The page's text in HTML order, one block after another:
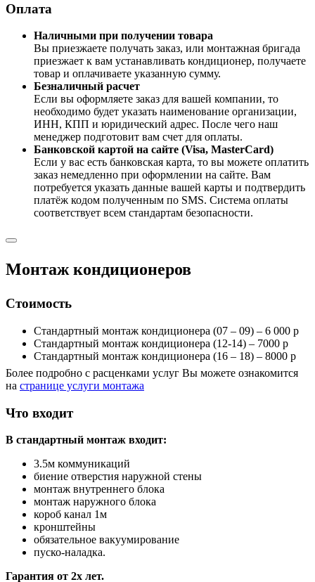
Оплата
Наличными при получении товара
Вы приезжаете получать заказ, или монтажная бригада
приезжает к вам устанавливать кондиционер, получаете
товар и оплачиваете указанную сумму.
Безналичный расчет
Если вы оформляете заказ для вашей компании, то
необходимо будет указать наименование организации,
ИНН, КПП и юридический адрес. После чего наш
менеджер подготовит вам счет для оплаты.
Банковской картой на сайте (Visa, MasterCard)
Если у вас есть банковская карта, то вы можете оплатить
заказ немедленно при оформлении на сайте. Вам
потребуется указать данные вашей карты и подтвердить
платёж кодом полученным по SMS. Система оплаты
соответствует всем стандартам безопасности.
Монтаж кондиционеров
Стоимость
Стандартный монтаж кондиционера (07 – 09) – 6 000 р
Стандартный монтаж кондиционера (12-14) – 7000 р
Стандартный монтаж кондиционера (16 – 18) – 8000 р
Более подробно с расценками услуг Вы можете ознакомится
на странице услуги монтажа
Что входит
В стандартный монтаж входит:
3.5м коммуникаций
биение отверстия наружной стены
монтаж внутреннего блока
монтаж наружного блока
короб канал 1м
кронштейны
обязательное вакуумирование
пуско-наладка.
Гарантия от 2х лет.